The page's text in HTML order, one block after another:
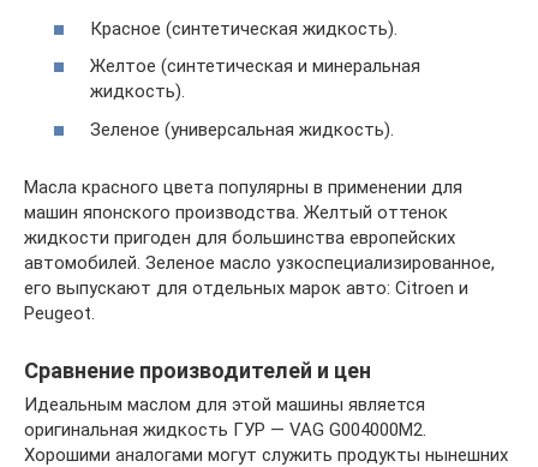
Красное (синтетическая жидкость).
Желтое (синтетическая и минеральная
жидкость).
Зеленое (универсальная жидкость).
Масла красного цвета популярны в применении для
машин японского производства. Желтый оттенок
жидкости пригоден для большинства европейских
автомобилей. Зеленое масло узкоспециализированное,
его выпускают для отдельных марок авто: Citroen и
Peugeot.
Сравнение производителей и цен
Идеальным маслом для этой машины является
оригинальная жидкость ГУР — VAG G004000M2.
Хорошими аналогами могут служить продукты нынешних